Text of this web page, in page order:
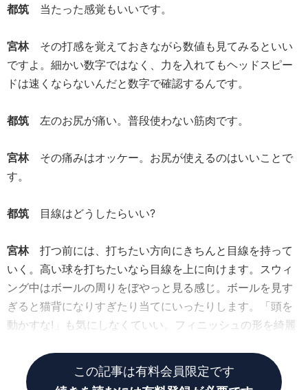
都筑 当たった感覚もいいです。
宮林その打感を覚えておきながら数値も見てみるといい
ですよ。細かい数字ではなく、力を入れてもヘッドスピー
ドは速くならないんだと数字で確認するんです。
都筑 左のお尻が痛い。普段使わない筋肉です。
宮林その痛みはオッケー。お尻が使えるのはいいことで
す。
都筑 目線はどうしたらいい?
宮林打つ前には、打ちたい方向にきちんと目線を持って
いく。高い球を打ちたいなら目線を上に向けます。スウィ
ング中はボールの周りをぼやっと見る感じ。ボールを見す
ぎると猫背になりすぎたり当てにいったりします。「頭を
動かすな!」も気にしなくていい。フィニッシュの形を綺麗
この記事は有料会員限定です